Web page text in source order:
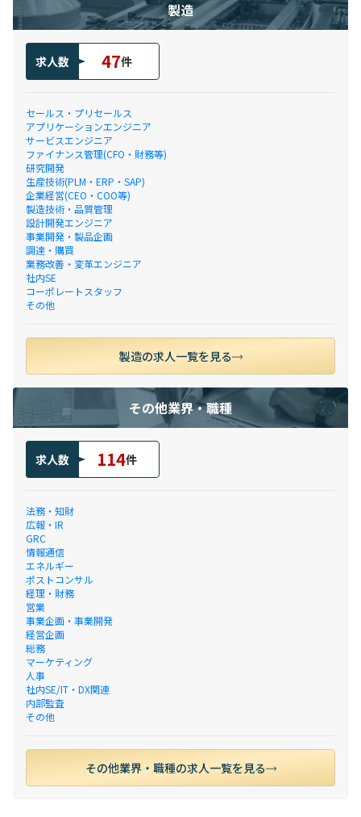
製造
求人数 47件
セールス・プリセールス
アプリケーションエンジニア
サービスエンジニア
ファイナンス管理(CFO・財務等)
研究開発
生産技術(PLM・ERP・SAP)
企業経営(CEO・COO等)
製造技術・品質管理
設計開発エンジニア
事業開発・製品企画
調達・購買
業務改善・変革エンジニア
社内SE
コーポレートスタッフ
その他
製造の求人一覧を見る
その他業界・職種
求人数 114件
法務・知財
広報・IR
GRC
情報通信
エネルギー
ポストコンサル
経理・財務
営業
事業企画・事業開発
経営企画
総務
マーケティング
人事
社内SE/IT・DX関連
内部監査
その他
その他業界・職種の求人一覧を見る